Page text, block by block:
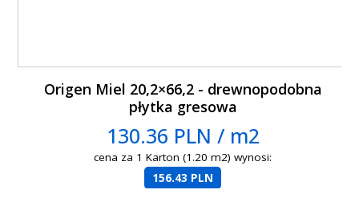
Origen Miel 20,2×66,2 - drewnopodobna
płytka gresowa
130.36 PLN / m2
cena za 1 Karton (1.20 m2) wynosi:
156.43 PLN